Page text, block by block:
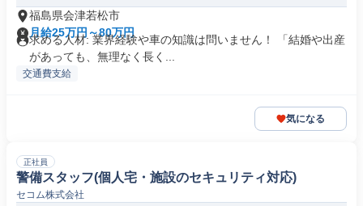
福島県会津若松市
月給25万円～80万円
求める人材: 業界経験や車の知識は問いません！ 「結婚や出産
があっても、無理なく長く...
交通費支給
気になる
正社員
警備スタッフ(個人宅・施設のセキュリティ対応)
セコム株式会社